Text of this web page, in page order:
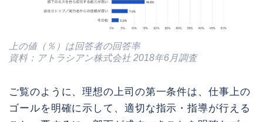
上の値（％）は回答者の回答率
資料：アトラシアン株式会社 2018年6月調査
ご覧のように、理想の上司の第一条件は、仕事上の
ゴールを明確に示して、適切な指示・指導が行える